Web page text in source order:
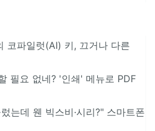
코파일럿(AI) 키, 끄거나 다른
필요 없네? '인쇄' 메뉴로 PDF
는데 웬 빅스비·시리?" 스마트폰